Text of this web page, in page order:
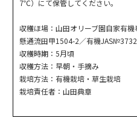
7℃）にて保管してください。
収穫ほ場：山田オリーブ園自家有
懸通流田甲1504-2／有機
収穫時期：5月頃
収穫方法：早朝・手摘み
栽培方法：有機栽培・草生栽培
栽培責任者：山田典章